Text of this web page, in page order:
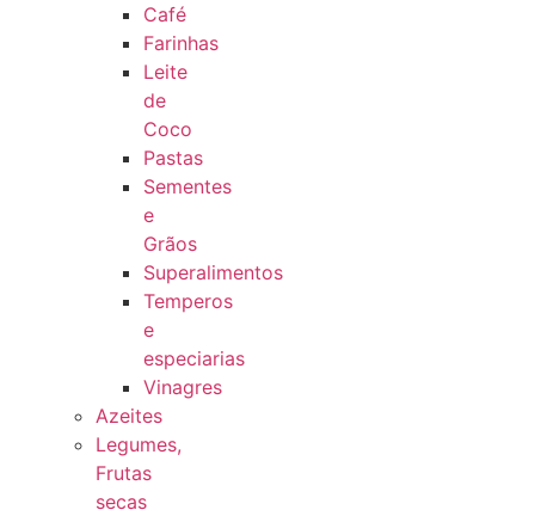
Café
Farinhas
Leite
de
Coco
Pastas
Sementes
e
Grãos
Superalimentos
Temperos
e
especiarias
Vinagres
Azeites
Legumes,
Frutas
secas